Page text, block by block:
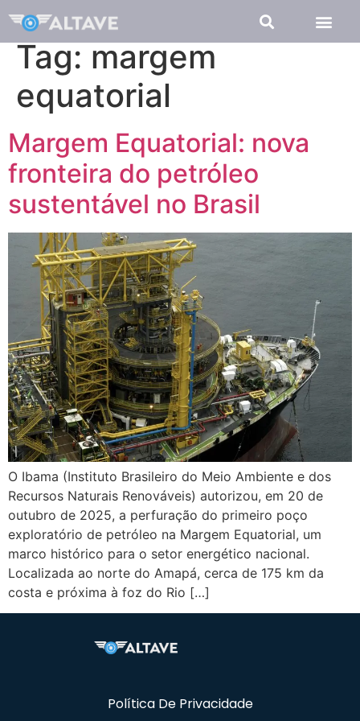
Tag: margem
equatorial
Margem Equatorial: nova
fronteira do petróleo
sustentável no Brasil
O Ibama (Instituto Brasileiro do Meio Ambiente e dos
Recursos Naturais Renováveis) autorizou, em 20 de
outubro de 2025, a perfuração do primeiro poço
exploratório de petróleo na Margem Equatorial, um
marco histórico para o setor energético nacional.
Localizada ao norte do Amapá, cerca de 175 km da
costa e próxima à foz do Rio […]
Política De Privacidade